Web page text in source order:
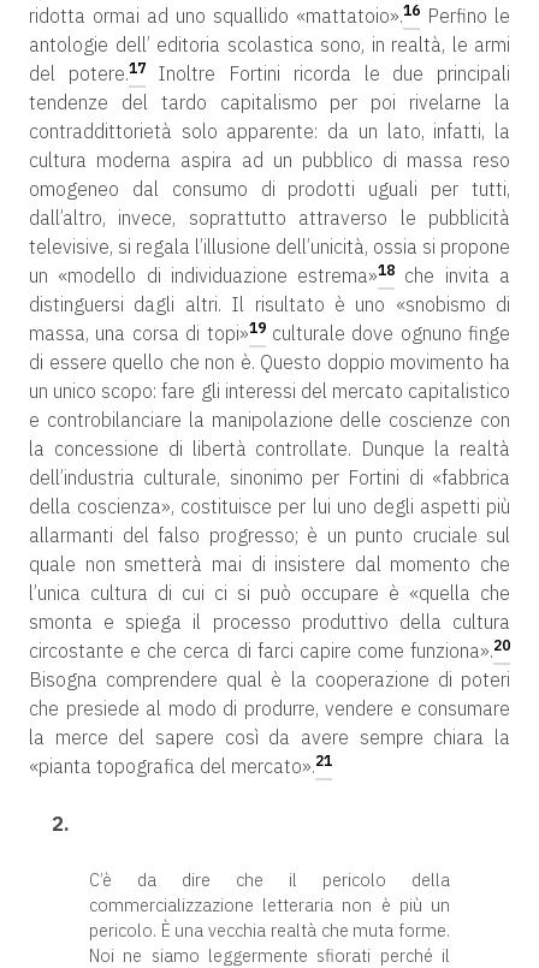
ridotta ormai ad uno squallido «mattatoio».16 Perfino le
antologie dell’ editoria scolastica sono, in realtà, le armi
del potere.17Inoltre Fortini ricorda le due principali
tendenze del tardo capitalismo per poi rivelarne la
contraddittorietà solo apparente: da un lato, infatti, la
cultura moderna aspira ad un pubblico di massa reso
omogeneo dal consumo di prodotti uguali per tutti,
dall’altro, invece, soprattutto attraverso le pubblicità
televisive, si regala l’illusione dell’unicità, ossia si propone
un «modello di individuazione estrema»18 che invita a
distinguersi dagli altri. Il risultato è uno «snobismo di
massa, una corsa di topi»19culturale dove ognuno finge
di essere quello che non è. Questo doppio movimento ha
un unico scopo: fare gli interessi del mercato capitalistico
e controbilanciare la manipolazione delle coscienze con
la concessione di libertà controllate. Dunque la realtà
dell’industria culturale, sinonimo per Fortini di «fabbrica
della coscienza», costituisce per lui uno degli aspetti più
allarmanti del falso progresso; è un punto cruciale sul
quale non smetterà mai di insistere dal momento che
l’unica cultura di cui ci si può occupare è «quella che
smonta e spiega il processo produttivo della cultura
circostante e che cerca di farci capire come funziona».20
Bisogna comprendere qual è la cooperazione di poteri
che presiede al modo di produrre, vendere e consumare
la merce del sapere così da avere sempre chiara la
«pianta topografica del mercato».21
2.
C’è da dire che il pericolo della
commercializzazione letteraria non è più un
pericolo. È una vecchia realtà che muta forme.
Noi ne siamo leggermente sfiorati perché il